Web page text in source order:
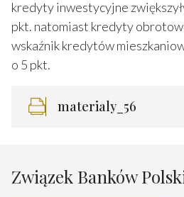
kredyty inwestycyjne
pkt. natomiast kredyty
wskaźnik kredytów
o 5 pkt.
materialy_56
Związek Banków